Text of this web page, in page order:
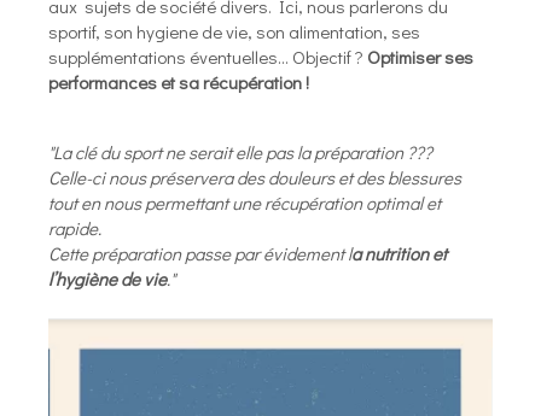
aux sujets de société divers. Ici, nous parlerons du
sportif, son hygiene de vie, son alimentation, ses
supplémentations éventuelles... Objectif ? Optimiser ses
performances et sa récupération !
"La clé du sport ne serait elle pas la préparation ???
Celle-ci nous préservera des douleurs et des blessures
tout en nous permettant une récupération optimal et
rapide.
Cette préparation passe par évidement la nutrition et
l’hygiène de vie."